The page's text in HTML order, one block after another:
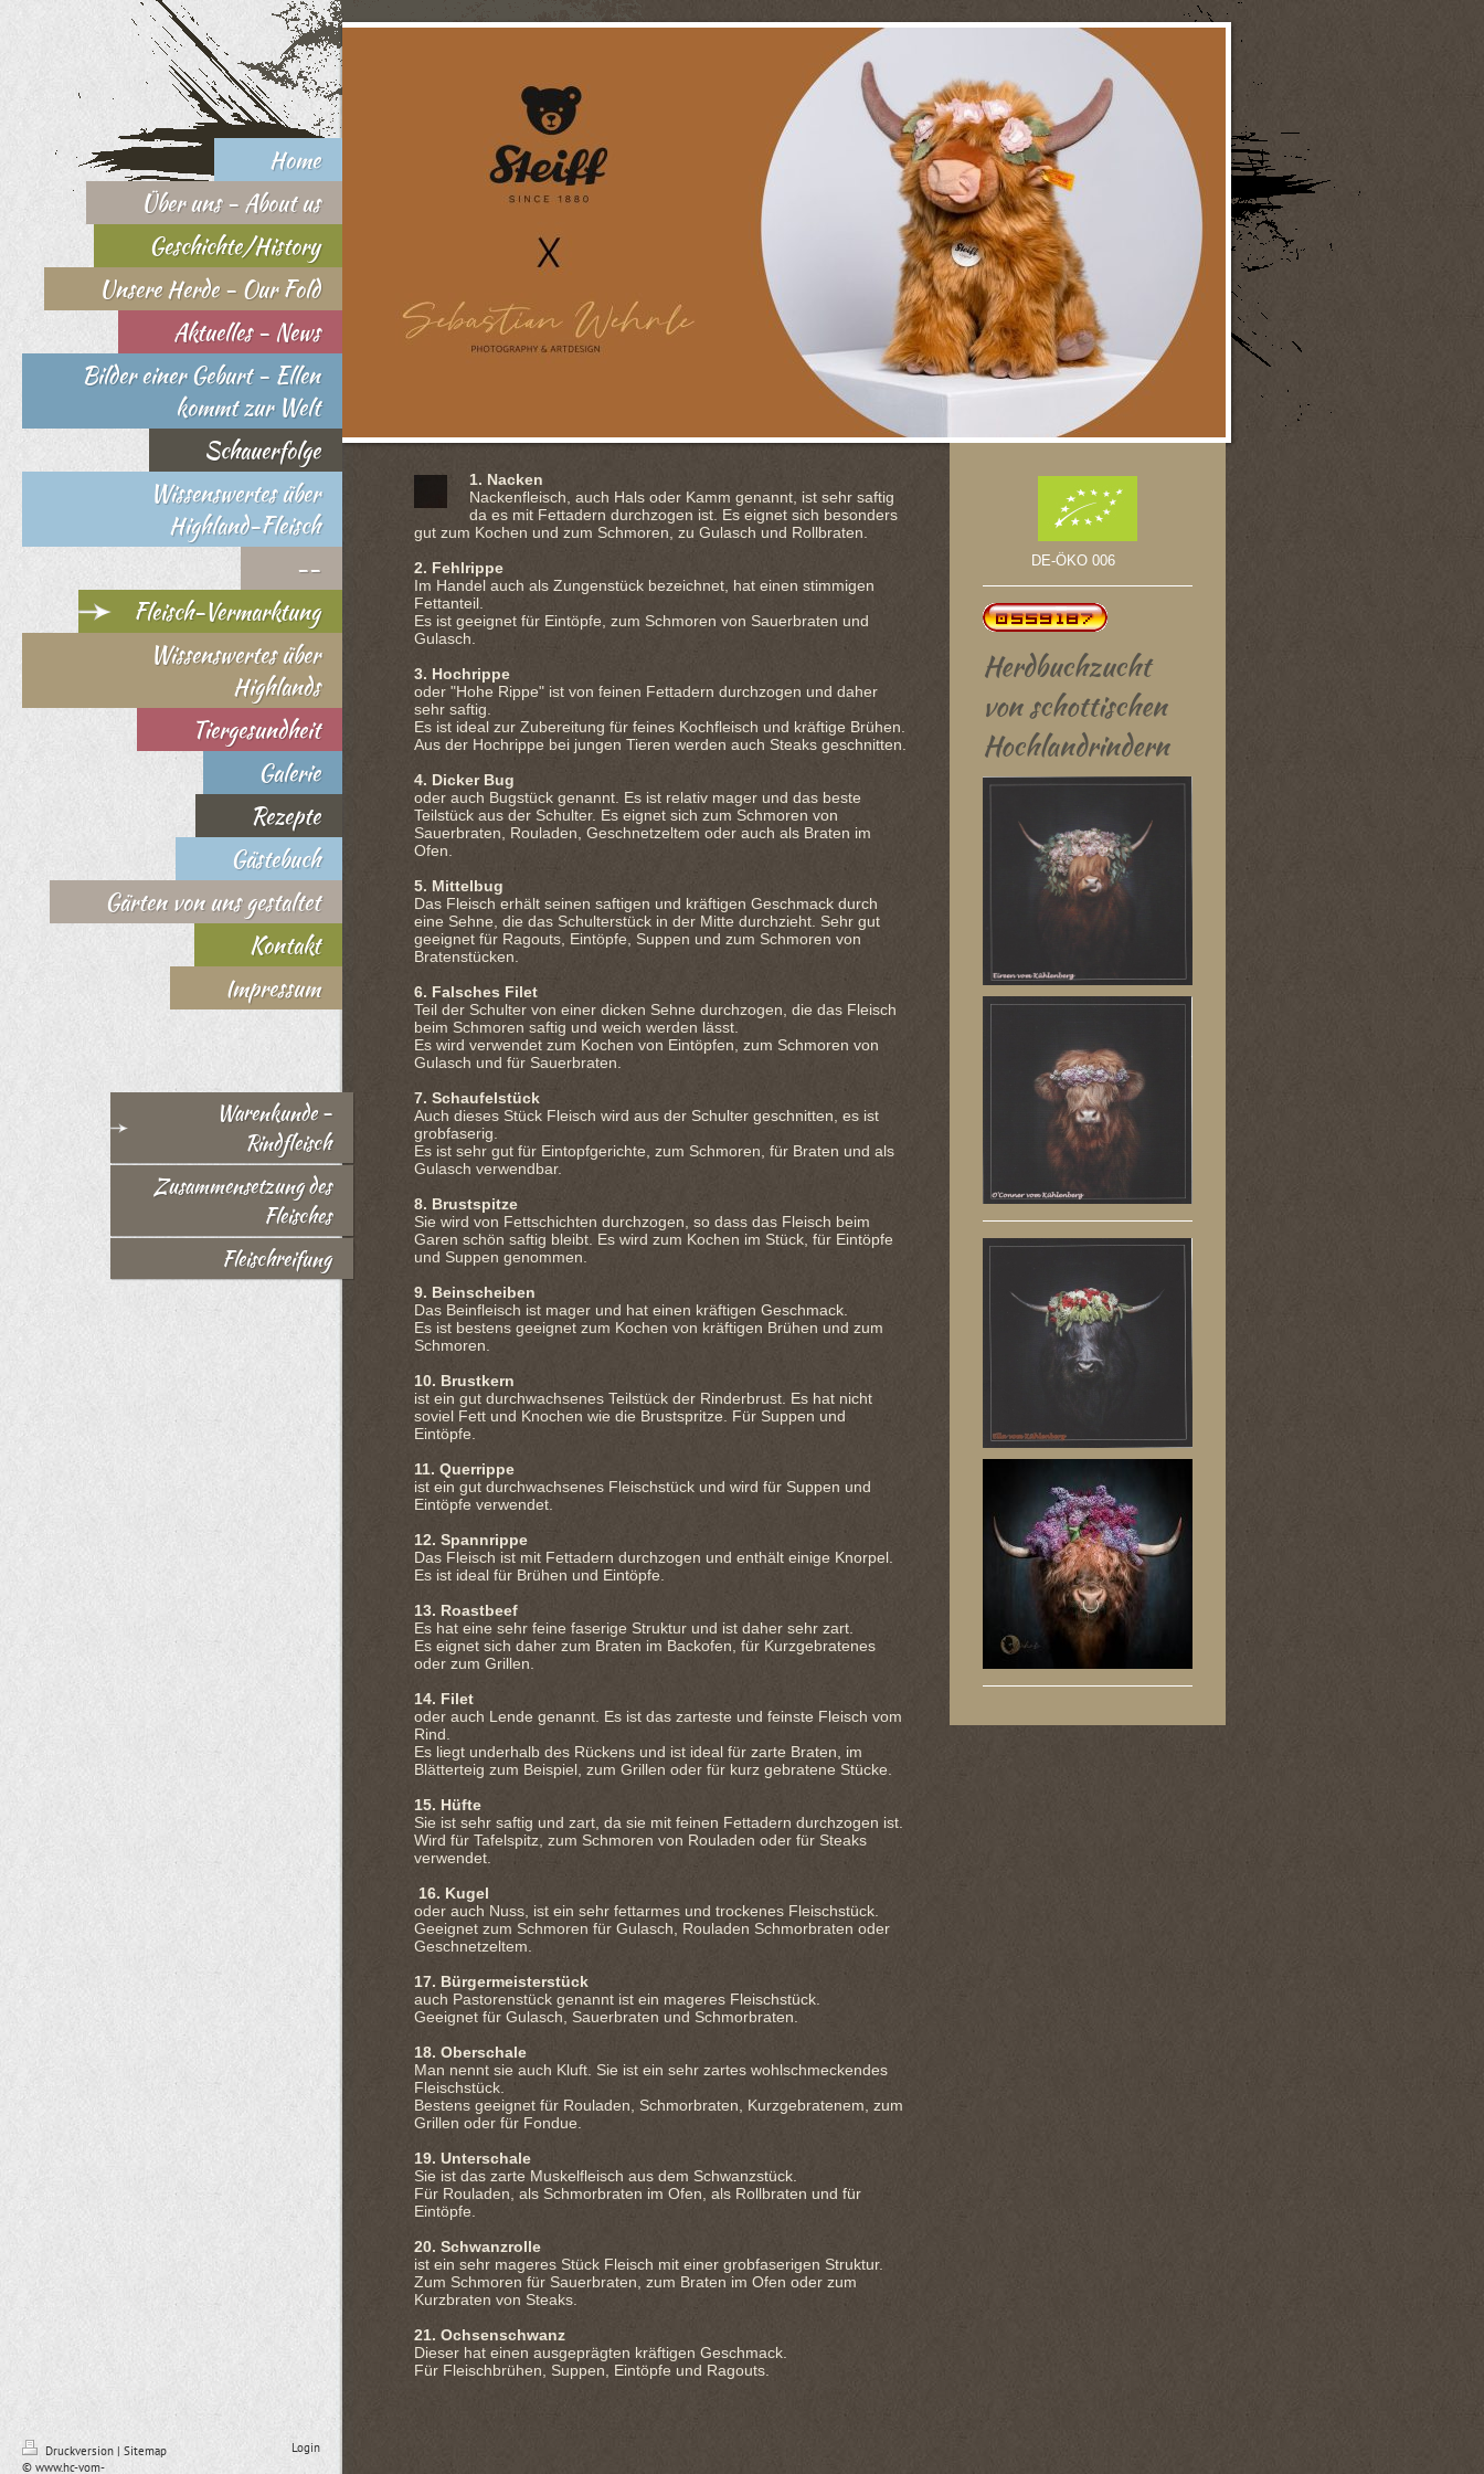
Home
Über uns - About us
Geschichte/History
Unsere Herde - Our Fold
Aktuelles - News
Bilder einer Geburt - Ellen
kommt zur Welt
Schauerfolge
Wissenswertes über
Highland-Fleisch
--
Fleisch-Vermarktung
Wissenswertes über
Highlands
Tiergesundheit
Galerie
Rezepte
Gästebuch
Gärten von uns gestaltet
Kontakt
Impressum
Warenkunde -
Rindfleisch
Zusammensetzung des
Fleisches
Fleischreifung
1. Nacken
Nackenfleisch, auch Hals oder Kamm genannt, ist sehr saftig
da es mit Fettadern durchzogen ist. Es eignet sich besonders
gut zum Kochen und zum Schmoren, zu Gulasch und Rollbraten.
2. Fehlrippe
Im Handel auch als Zungenstück bezeichnet, hat einen stimmigen
Fettanteil.
Es ist geeignet für Eintöpfe, zum Schmoren von Sauerbraten und
Gulasch.
3. Hochrippe
oder "Hohe Rippe" ist von feinen Fettadern durchzogen und daher
sehr saftig.
Es ist ideal zur Zubereitung für feines Kochfleisch und kräftige Brühen.
Aus der Hochrippe bei jungen Tieren werden auch Steaks geschnitten.
4. Dicker Bug
oder auch Bugstück genannt. Es ist relativ mager und das beste
Teilstück aus der Schulter. Es eignet sich zum Schmoren von
Sauerbraten, Rouladen, Geschnetzeltem oder auch als Braten im
Ofen.
5. Mittelbug
Das Fleisch erhält seinen saftigen und kräftigen Geschmack durch
eine Sehne, die das Schulterstück in der Mitte durchzieht. Sehr gut
geeignet für Ragouts, Eintöpfe, Suppen und zum Schmoren von
Bratenstücken.
6. Falsches Filet
Teil der Schulter von einer dicken Sehne durchzogen, die das Fleisch
beim Schmoren saftig und weich werden lässt.
Es wird verwendet zum Kochen von Eintöpfen, zum Schmoren von
Gulasch und für Sauerbraten.
7. Schaufelstück
Auch dieses Stück Fleisch wird aus der Schulter geschnitten, es ist
grobfaserig.
Es ist sehr gut für Eintopfgerichte, zum Schmoren, für Braten und als
Gulasch verwendbar.
8. Brustspitze
Sie wird von Fettschichten durchzogen, so dass das Fleisch beim
Garen schön saftig bleibt. Es wird zum Kochen im Stück, für Eintöpfe
und Suppen genommen.
9. Beinscheiben
Das Beinfleisch ist mager und hat einen kräftigen Geschmack.
Es ist bestens geeignet zum Kochen von kräftigen Brühen und zum
Schmoren.
10. Brustkern
ist ein gut durchwachsenes Teilstück der Rinderbrust. Es hat nicht
soviel Fett und Knochen wie die Brustspritze. Für Suppen und
Eintöpfe.
11. Querrippe
ist ein gut durchwachsenes Fleischstück und wird für Suppen und
Eintöpfe verwendet.
12. Spannrippe
Das Fleisch ist mit Fettadern durchzogen und enthält einige Knorpel.
Es ist ideal für Brühen und Eintöpfe.
13. Roastbeef
Es hat eine sehr feine faserige Struktur und ist daher sehr zart.
Es eignet sich daher zum Braten im Backofen, für Kurzgebratenes
oder zum Grillen.
14. Filet
oder auch Lende genannt. Es ist das zarteste und feinste Fleisch vom
Rind.
Es liegt underhalb des Rückens und ist ideal für zarte Braten, im
Blätterteig zum Beispiel, zum Grillen oder für kurz gebratene Stücke.
15. Hüfte
Sie ist sehr saftig und zart, da sie mit feinen Fettadern durchzogen ist.
Wird für Tafelspitz, zum Schmoren von Rouladen oder für Steaks
verwendet.
16. Kugel
oder auch Nuss, ist ein sehr fettarmes und trockenes Fleischstück.
Geeignet zum Schmoren für Gulasch, Rouladen Schmorbraten oder
Geschnetzeltem.
17. Bürgermeisterstück
auch Pastorenstück genannt ist ein mageres Fleischstück.
Geeignet für Gulasch, Sauerbraten und Schmorbraten.
18. Oberschale
Man nennt sie auch Kluft. Sie ist ein sehr zartes wohlschmeckendes
Fleischstück.
Bestens geeignet für Rouladen, Schmorbraten, Kurzgebratenem, zum
Grillen oder für Fondue.
19. Unterschale
Sie ist das zarte Muskelfleisch aus dem Schwanzstück.
Für Rouladen, als Schmorbraten im Ofen, als Rollbraten und für
Eintöpfe.
20. Schwanzrolle
ist ein sehr mageres Stück Fleisch mit einer grobfaserigen Struktur.
Zum Schmoren für Sauerbraten, zum Braten im Ofen oder zum
Kurzbraten von Steaks.
21. Ochsenschwanz
Dieser hat einen ausgeprägten kräftigen Geschmack.
Für Fleischbrühen, Suppen, Eintöpfe und Ragouts.
DE-ÖKO 006
Herdbuchzucht
von schottischen
Hochlandrindern
Druckversion | Sitemap
© www.hc-vom-
Login